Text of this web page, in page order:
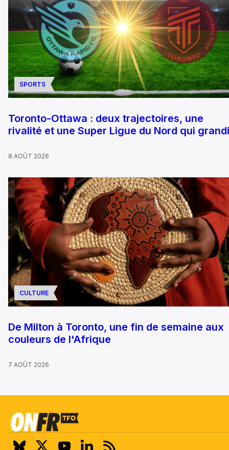
SPORTS
Toronto-Ottawa : deux trajectoires, une
rivalité et une Super Ligue du Nord qui
8 AOÛT 2026
CULTURE
De Milton à Toronto, une fin de semaine aux
couleurs de l'Afrique
7 AOÛT 2026